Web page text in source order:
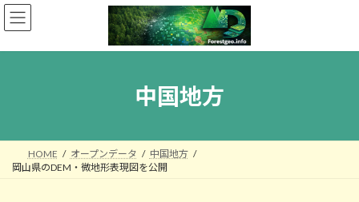
コ
ン
ン
ナ
ビ
ー
中国地方
HOME オープンデータ
中国地方
岡山県のDEM・微地形表現図を公開